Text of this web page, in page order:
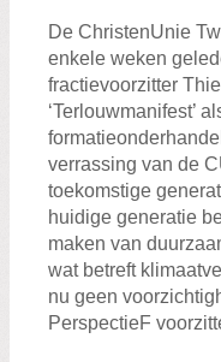
De ChristenUnie
enkele weken
fractievoorzitter
‘Terlouwmanifest’
verrassing van de
toekomstige
huidige generatie
maken van
wat betreft
nu geen
PerspectieF